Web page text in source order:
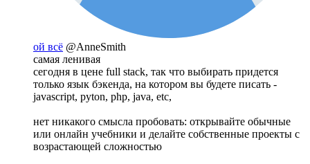
ой всё @AnneSmith
самая ленивая
сегодня в цене full stack, так что выбирать придется
только язык бэкенда, на котором вы будете писать -
javascript, pyton, php, java, etc,
нет никакого смысла пробовать: открывайте обычные
или онлайн учебники и делайте собственные проекты с
возрастающей сложностью